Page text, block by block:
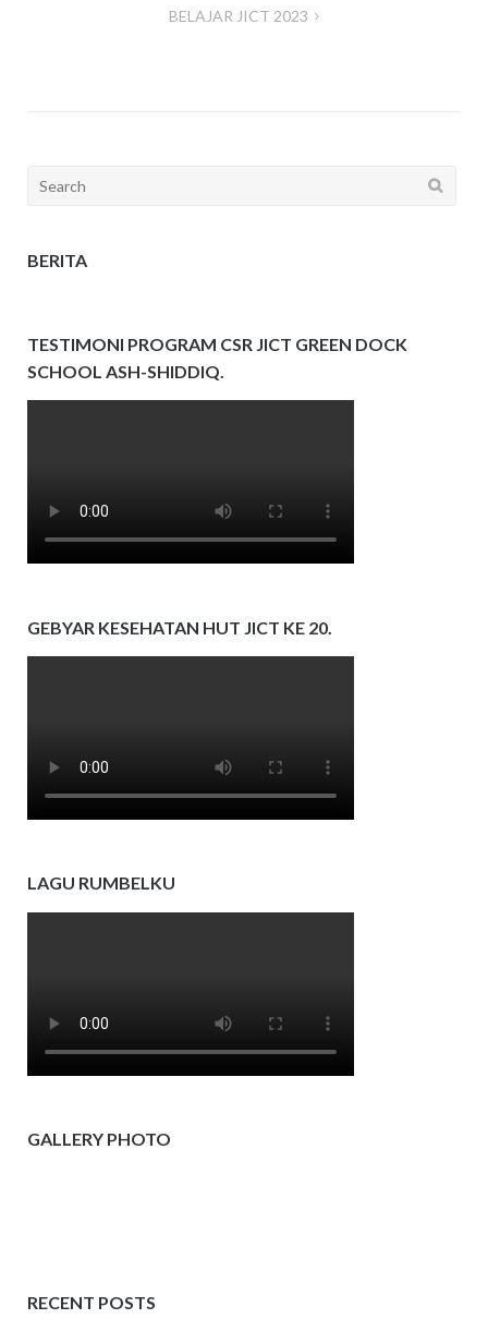
BELAJAR JICT 2023
Search
BERITA
TESTIMONI PROGRAM CSR JICT GREEN DOCK
SCHOOL ASH-SHIDDIQ.
GEBYAR KESEHATAN HUT JICT KE 20.
LAGU RUMBELKU
GALLERY PHOTO
RECENT POSTS